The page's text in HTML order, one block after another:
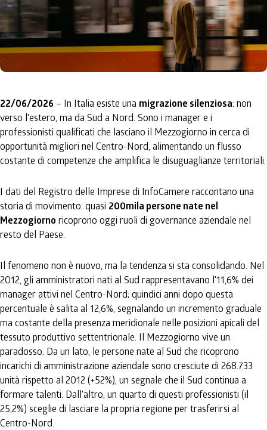
22/06/2026 – In Italia esiste una migrazione silenziosa: non
verso l'estero, ma da Sud a Nord. Sono i manager e i
professionisti qualificati che lasciano il Mezzogiorno in cerca di
opportunità migliori nel Centro-Nord, alimentando un flusso
costante di competenze che amplifica le disuguaglianze territoriali.
I dati del Registro delle Imprese di InfoCamere raccontano una
storia di movimento: quasi 200mila persone nate nel
Mezzogiorno ricoprono oggi ruoli di governance aziendale nel
resto del Paese.
Il fenomeno non è nuovo, ma la tendenza si sta consolidando. Nel
2012, gli amministratori nati al Sud rappresentavano l'11,6% dei
manager attivi nel Centro-Nord; quindici anni dopo questa
percentuale è salita al 12,6%, segnalando un incremento graduale
ma costante della presenza meridionale nelle posizioni apicali del
tessuto produttivo settentrionale. Il Mezzogiorno vive un
paradosso. Da un lato, le persone nate al Sud che ricoprono
incarichi di amministrazione aziendale sono cresciute di 268.733
unità rispetto al 2012 (+52%), un segnale che il Sud continua a
formare talenti. Dall'altro, un quarto di questi professionisti (il
25,2%) sceglie di lasciare la propria regione per trasferirsi al
Centro-Nord.